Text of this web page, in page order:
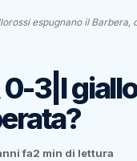
espugnano il Barbera,
0-3|I
fa2 min di lettura